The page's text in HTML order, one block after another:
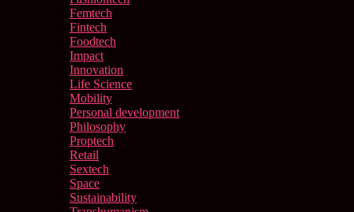
Femtech
Fintech
Foodtech
Impact
Innovation
Life Science
Mobility
Personal development
Philosophy
Proptech
Retail
Sextech
Space
Sustainability